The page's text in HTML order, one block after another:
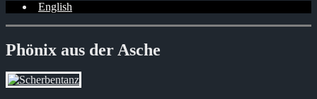
English
Phönix aus der Asche